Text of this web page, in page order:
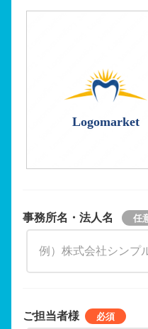
Logomarket
事務所名・法人名
ご担当者様